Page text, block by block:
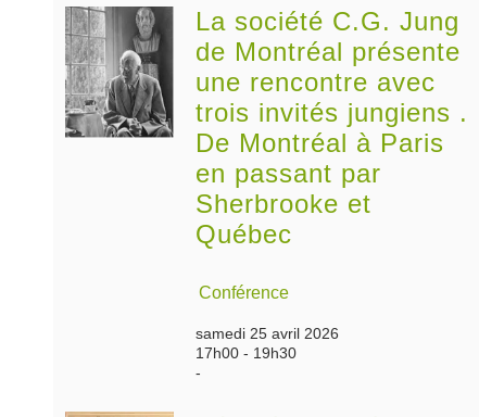
La société C.G. Jung
de Montréal présente
une rencontre avec
trois invités jungiens .
De Montréal à Paris
en passant par
Sherbrooke et
Québec
Conférence
samedi 25 avril 2026
17h00 - 19h30
-